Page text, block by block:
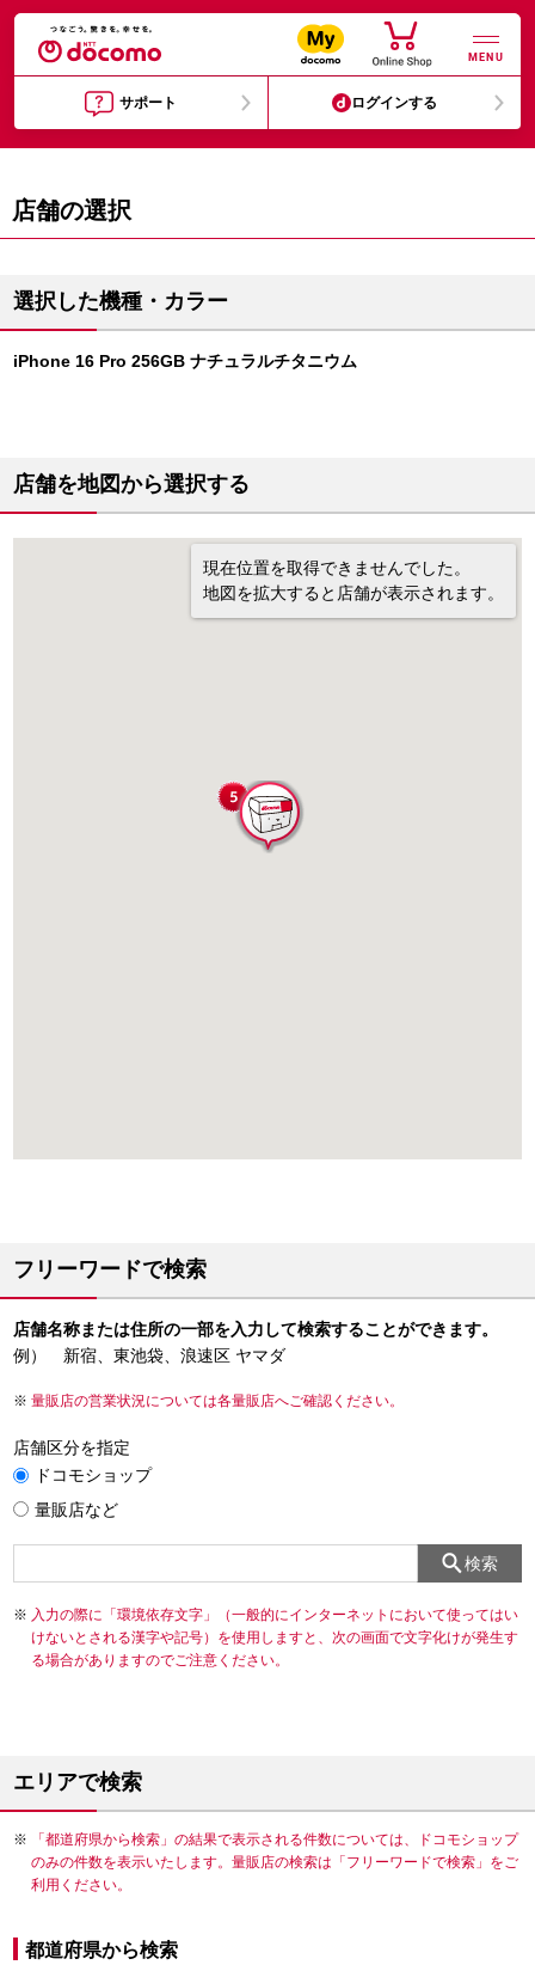
MENU
サポート ログインする
店舗の選択
選択した機種・カラー
iPhone 16 Pro 256GB ナチュラルチタニウム
店舗を地図から選択する
現在位置を取得できませんでした。
地図を拡大すると店舗が表示されます。
フリーワードで検索
店舗名称または住所の一部を入力して検索することができます。
例） 新宿、東池袋、浪速区 ヤマダ
量販店の営業状況については各量販店へご確認ください。
店舗区分を指定
ドコモショップ
量販店など
検索
入力の際に「環境依存文字」（一般的にインターネットにおいて使ってはい
けないとされる漢字や記号）を使用しますと、次の画面で文字化けが発生す
る場合がありますのでご注意ください。
エリアで検索
「都道府県から検索」の結果で表示される件数については、ドコモショップ
のみの件数を表示いたします。量販店の検索は「フリーワードで検索」をご
利用ください。
都道府県から検索